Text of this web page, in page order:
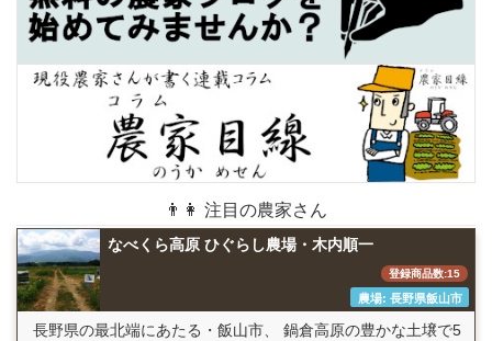
👨👩 注目の農家さん
なべくら高原 ひぐらし農場・木内順一
登録商品数:15
農場: 長野県飯山市
長野県の最北端にあたる・飯山市、 鍋倉高原の豊かな土壌で5